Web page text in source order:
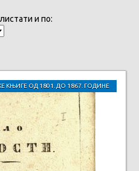
и по:
КЊИГЕ ОД 1801. ДО 1867. ГОДИНЕ